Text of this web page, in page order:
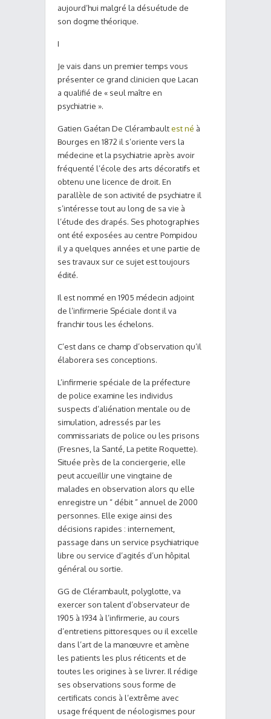
aujourd’hui malgré la désuétude de
son dogme théorique.
I
Je vais dans un premier temps vous
présenter ce grand clinicien que Lacan
a qualifié de « seul maître en
psychiatrie ».
Gatien Gaétan De Clérambaultest né à
Bourges en 1872 il s’oriente vers la
médecine et la psychiatrie après avoir
fréquenté l’école des arts décoratifs et
obtenu une licence de droit. En
parallèle de son activité de psychiatre il
s’intéresse tout au long de sa vie à
l’étude des drapés. Ses photographies
ont été exposées au centre Pompidou
il y a quelques années et une partie de
ses travaux sur ce sujet est toujours
édité.
Il est nommé en 1905 médecin adjoint
de l’infirmerie Spéciale dont il va
franchir tous les échelons.
C’est dans ce champ d’observation qu’il
élaborera ses conceptions.
L’infirmerie spéciale de la préfecture
de police examine les individus
suspects d’aliénation mentale ou de
simulation, adressés par les
commissariats de police ou les prisons
(Fresnes, la Santé, La petite Roquette).
Située près de la conciergerie, elle
peut accueillir une vingtaine de
malades en observation alors qu elle
enregistre un “ débit ” annuel de 2000
personnes. Elle exige ainsi des
décisions rapides : internement,
passage dans un service psychiatrique
libre ou service d’agités d’un hôpital
général ou sortie.
GG de Clérambault, polyglotte, va
exercer son talent d’observateur de
1905 à 1934 à l’infirmerie, au cours
d’entretiens pittoresques ou il excelle
dans l’art de la manœuvre et amène
les patients les plus réticents et de
toutes les origines à se livrer. Il rédige
ses observations sous forme de
certificats concis à l’extrême avec
usage fréquent de néologismes pour